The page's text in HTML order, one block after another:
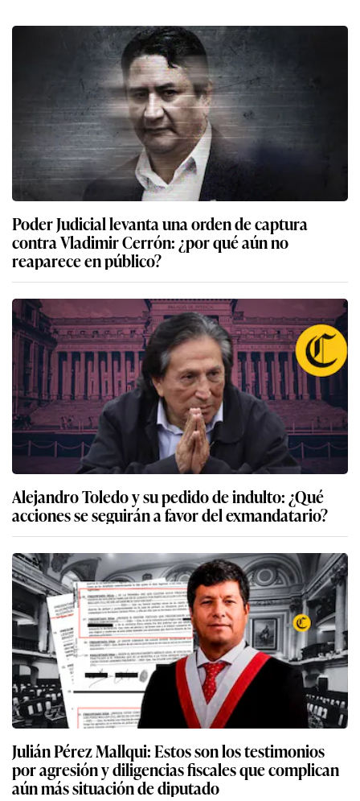
Poder Judicial levanta una orden de captura
contra Vladimir Cerrón: ¿por qué aún no
reaparece en público?
Alejandro Toledo y su pedido de indulto: ¿Qué
acciones se seguirán a favor del exmandatario?
Julián Pérez Mallqui: Estos son los testimonios
por agresión y diligencias fiscales que complican
aún más situación de diputado